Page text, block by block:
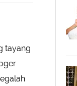
tayang